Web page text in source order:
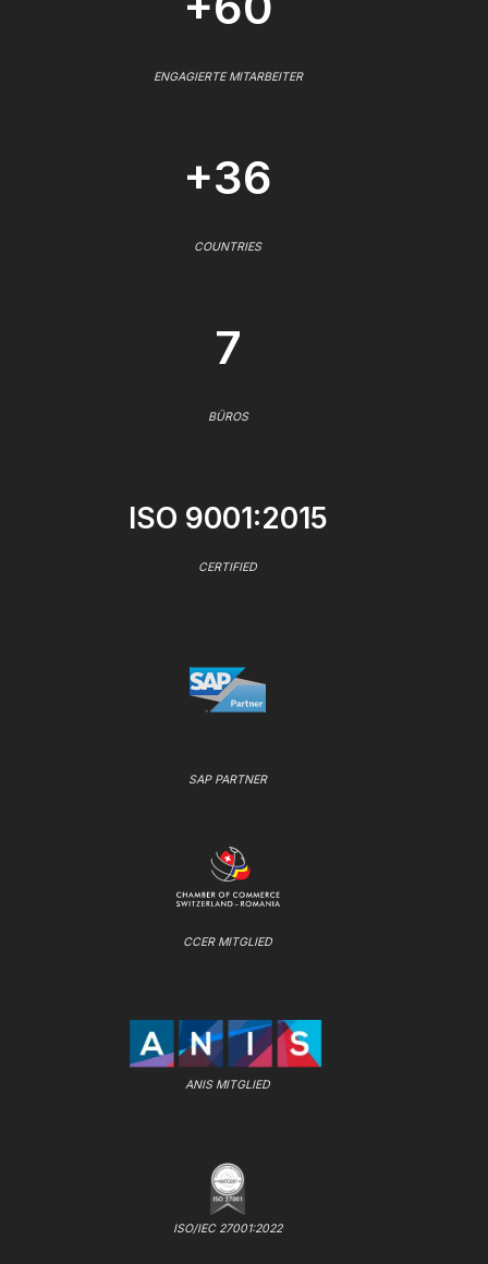
ENGAGIERTE MITARBEITER
+36
COUNTRIES
7
BÜROS
ISO 9001:2015
CERTIFIED
SAP PARTNER
CCER MITGLIED
ANIS MITGLIED
ISO/IEC 27001:2022